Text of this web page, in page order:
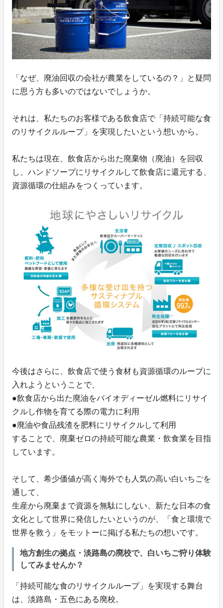
「なぜ、廃油回収の会社が農業をしているの？」と疑問
に思う方も多いのではないでしょうか。
それは、私たちのお客様である飲食店で「持続可能な食
のリサイクルループ」を実現したいという想いから。
私たちは現在、飲食店から出た廃棄物（廃油）を回収
し、ハンドソープにリサイクルして飲食店に還元する、
資源循環の仕組みをつくっています。
今後はさらに、飲食店で使う食材も資源循環のループに
入れようということで、
●飲食店から出た廃油をバイオディーゼル燃料にリサイ
クルし作物を育てる際の電力に利用
●廃油や食品残渣を肥料にリサイクルして利用
することで、廃棄ゼロの持続可能な農業・飲食業を目指
しています。
そして、希少価値が高く海外でも人気の高い白いちごを
通して、
生産から廃棄まで資源を無駄にしない、新たな日本の食
文化として世界に発信したいというのが、「食と環境で
世界を救う」をモットーに掲げる私たちの想いです。
地方創生の拠点・淡路島の廃校で、白いちご狩り体験
してみませんか？
「持続可能な食のリサイクルループ」を実現する舞台
は、淡路島・五色にある廃校。